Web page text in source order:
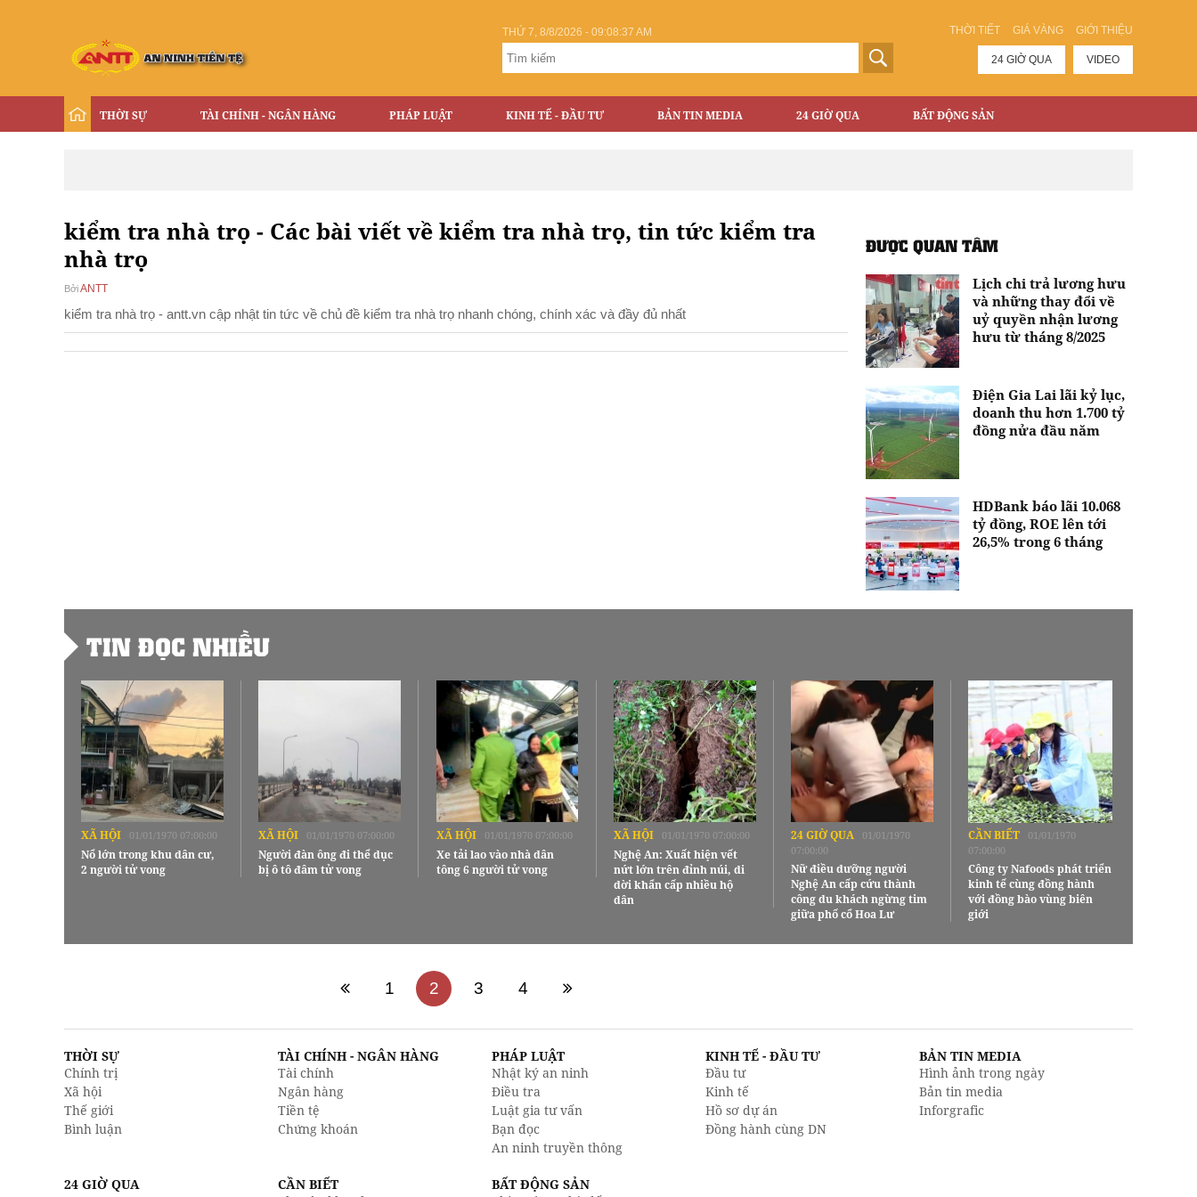
THỜI TIẾT GIÁ VÀNG GIỚI THIỆU
THỨ 7, 8/8/2026 - 09:08:37 AM
24 GIỜ QUA VIDEO
THỜI SỰ TÀI CHÍNH - NGÂN HÀNG PHÁP LUẬT KINH TẾ - ĐẦU TƯ BẢN TIN MEDIA 24 GIỜ QUA BẤT ĐỘNG SẢN
kiểm tra nhà trọ - Các bài viết về kiểm tra nhà trọ, tin tức kiểm tra
nhà trọ
BởiANTT
kiểm tra nhà trọ - antt.vn cập nhật tin tức về chủ đề kiểm tra nhà trọ nhanh chóng, chính xác và đầy đủ nhất
ĐƯỢC QUAN TÂM
Lịch chi trả lương hưu
và những thay đổi về
uỷ quyền nhận lương
hưu từ tháng 8/2025
Điện Gia Lai lãi kỷ lục,
doanh thu hơn 1.700 tỷ
đồng nửa đầu năm
HDBank báo lãi 10.068
tỷ đồng, ROE lên tới
26,5% trong 6 tháng
TIN ĐỌC NHIỀU
XÃ HỘI 01/01/1970 07:00:00
Nổ lớn trong khu dân cư,
2 người tử vong
XÃ HỘI 01/01/1970 07:00:00
Người đàn ông đi thể dục
bị ô tô đâm tử vong
XÃ HỘI 01/01/1970 07:00:00
Xe tải lao vào nhà dân
tông 6 người tử vong
XÃ HỘI 01/01/1970 07:00:00
Nghệ An: Xuất hiện vết
nứt lớn trên đỉnh núi, di
dời khẩn cấp nhiều hộ
dân
24 GIỜ QUA
01/01/1970
07:00:00
Nữ điều dưỡng người
Nghệ An cấp cứu thành
công du khách ngừng tim
giữa phố cổ Hoa Lư
CẦN BIẾT
01/01/1970
07:00:00
Công ty Nafoods phát triển
kinh tế cùng đồng hành
với đồng bào vùng biên
giới
1 2 3 4
THỜI SỰ
Chính trị
Xã hội
Thế giới
Bình luận
TÀI CHÍNH - NGÂN HÀNG
Tài chính
Ngân hàng
Tiền tệ
Chứng khoán
PHÁP LUẬT
Nhật ký an ninh
Điều tra
Luật gia tư vấn
Bạn đọc
An ninh truyền thông
KINH TẾ - ĐẦU TƯ
Đầu tư
Kinh tế
Hồ sơ dự án
Đồng hành cùng DN
BẢN TIN MEDIA
Hình ảnh trong ngày
Bản tin media
Inforgrafic
24 GIỜ QUA
CẦN BIẾT
BẤT ĐỘNG SẢN